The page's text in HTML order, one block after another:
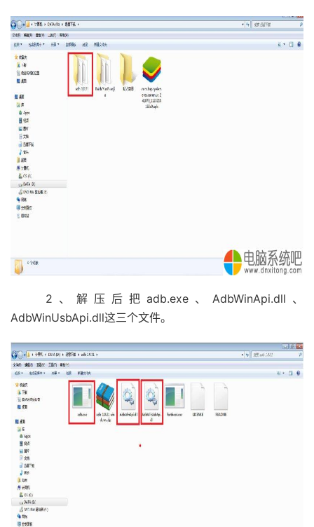
2、解压后把adb.exe、AdbWinApi.dll、
AdbWinUsbApi.dll这三个文件。